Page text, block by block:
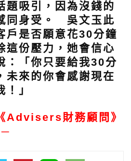
題吸引，因為沒錢的
同身受。 吳文玉此
戶是否願意花30分鐘
這份壓力，她會信心
：「你只要給我30分
未來的你會感謝現在
」
Advisers財務顧問》